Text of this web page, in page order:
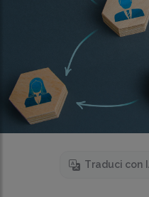
Traduci con